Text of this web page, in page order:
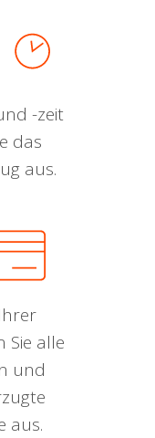
-zeit
das
aus.
Sie alle
und
aus.